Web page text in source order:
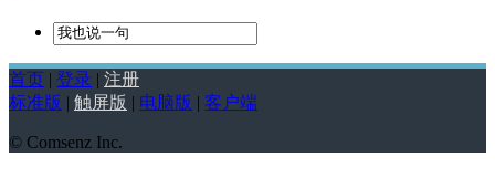
首页 | 登录 | 注册
标准版 | 触屏版 | 电脑版 | 客户端
© Comsenz Inc.